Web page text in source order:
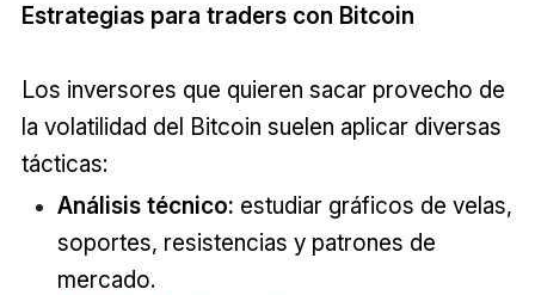
Estrategias para traders con Bitcoin
Los inversores que quieren sacar provecho de
la volatilidad del Bitcoin suelen aplicar diversas
tácticas:
Análisis técnico: estudiar gráficos de velas,
soportes, resistencias y patrones de
mercado.